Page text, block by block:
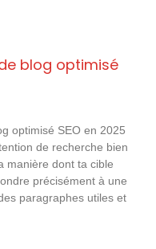
blog optimisé
optimisé SEO en 2025
de recherche bien
manière dont ta cible
précisément à une
paragraphes utiles et